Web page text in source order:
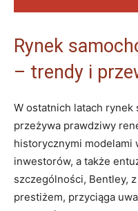
Rynek
– trendy i
W ostatnich⁤ latach rynek
‍przeżywa​ prawdziwy⁤
historycznymi modelami
inwestorów, a‌ także
szczególności, Bentley,
prestiżem, przyciąga